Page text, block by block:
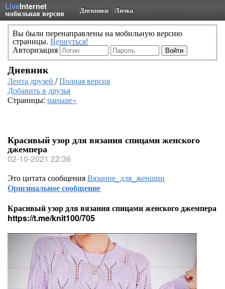
LiveInternet
мобильная версия Дневники Личка
Вы были перенаправлены на мобильную версию
страницы. Вернуться!
Авторизация
Дневник
Лента друзей /Полная версия
Добавить в друзья
Страницы: раньше»
Красивый узор для вязания спицами женского
джемпера
02-10-2021 22:36
Это цитата сообщенияВязание_для_женщин
Оригинальное сообщение
Красивый узор для вязания спицами женского джемпера
https://t.me/knit100/705